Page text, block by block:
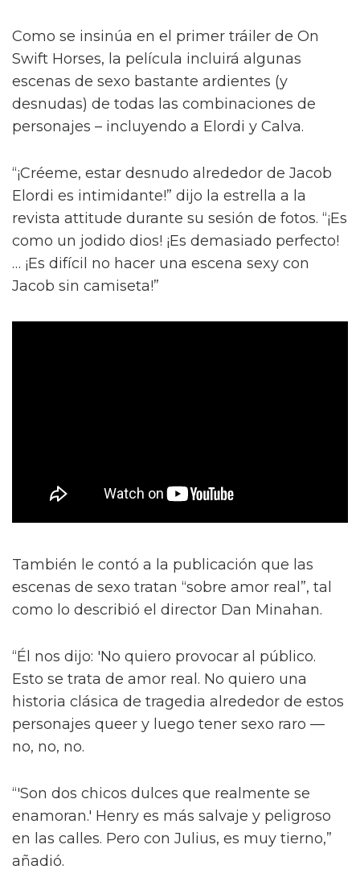
Como se insinúa en el primer tráiler de On
Swift Horses, la película incluirá algunas
escenas de sexo bastante ardientes (y
desnudas) de todas las combinaciones de
personajes – incluyendo a Elordi y Calva.
“¡Créeme, estar desnudo alrededor de Jacob
Elordi es intimidante!” dijo la estrella a la
revista attitude durante su sesión de fotos. “¡Es
como un jodido dios! ¡Es demasiado perfecto!
… ¡Es difícil no hacer una escena sexy con
Jacob sin camiseta!”
También le contó a la publicación que las
escenas de sexo tratan “sobre amor real”, tal
como lo describió el director Dan Minahan.
“Él nos dijo: 'No quiero provocar al público.
Esto se trata de amor real. No quiero una
historia clásica de tragedia alrededor de estos
personajes queer y luego tener sexo raro —
no, no, no.
“'Son dos chicos dulces que realmente se
enamoran.' Henry es más salvaje y peligroso
en las calles. Pero con Julius, es muy tierno,”
añadió.